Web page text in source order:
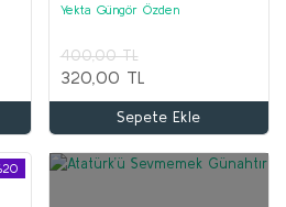
Yekta Güngör Özden
400,00 TL
320,00 TL
Sepete Ekle